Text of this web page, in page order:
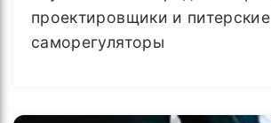
проектировщики и питерские
саморегуляторы